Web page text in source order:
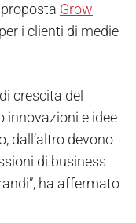
Grow
i clienti di medie
crescita del
innovazioni e idee
dall’altro devono
di business
ha affermato